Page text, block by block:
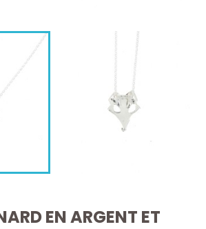
EN ARGENT ET